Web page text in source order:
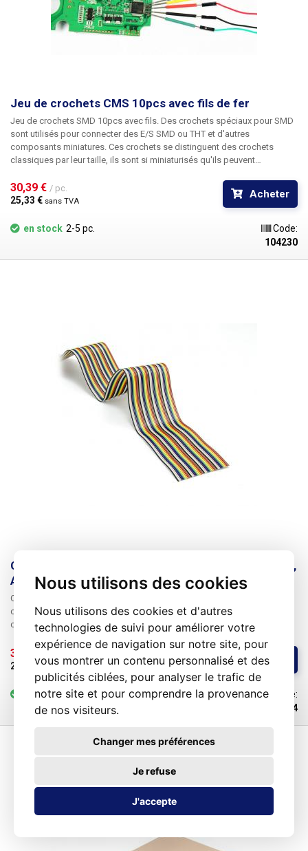
Nous utilisons des cookies
Nous utilisons des cookies et d'autres
technologies de suivi pour améliorer votre
expérience de navigation sur notre site, pour
vous montrer un contenu personnalisé et des
publicités ciblées, pour analyser le trafic de
notre site et pour comprendre la provenance
de nos visiteurs.
J'accepte
Je refuse
Changer mes préférences
Jeu de crochets CMS 10pcs avec fils de fer
Jeu de crochets SMD 10pcs avec fils. Des crochets spéciaux pour SMD
sont utilisés pour connecter des E/S SMD ou THT et d'autres
composants miniatures. Ces crochets se distinguent des crochets
classiques par leur taille, ils sont si miniaturisés qu'ils peuvent
au PCB. L'autre côté du crochet se branche sur une broche de PC
classique avec un fil qui est inclus dans le paquet. En attachant le
les composants connectés dans les circuits sans risquer de court-
30,39 € / pc.
25,33 € sans TVA
Acheter
en stock 2-5 pc.
Code:
104230
Câble plat (bretelles) FBK40 coloré, 40 conducteurs,
AWG29
Câble plat coloré FBK40 avec 40 conducteurs
conducteurs individuels AWG29 - 0,064mm2, entretoise RM1.27mm. Le
câble a un total de 10 couleurs en 4 séries répétitives. Les câbles
peuvent être facilement séparés pour obtenir le nombre d'âmes
souhaité. Convient à la réparation de divers appareils électroniques, à
l'interconnexion de broches, au développement, aux connexions
flexibles dans les appareils de communication, à la construction
d'applications Arduino, etc Vendu au mètre. La longueur minimale est de
3,30 € / m
2,75 € sans TVA
Acheter
en stock 6-25 m
Code:
100594